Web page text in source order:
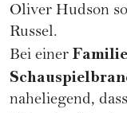
Oliver Hudson
Russel.
Bei einer Familie
naheliegend,